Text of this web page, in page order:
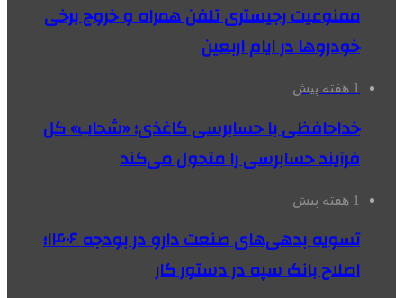
ممنوعیت رجیستری تلفن همراه و خروج برخی
خودروها در ایام اربعین
1 هفته پیش
خداحافظی با حسابرسی کاغذی؛ «شحاب» کل
فرآیند حسابرسی را متحول می‌کند
1 هفته پیش
تسویه بدهی‌های صنعت دارو در بودجه ۱۴۰۶؛
اصلاح بانک سپه در دستور کار